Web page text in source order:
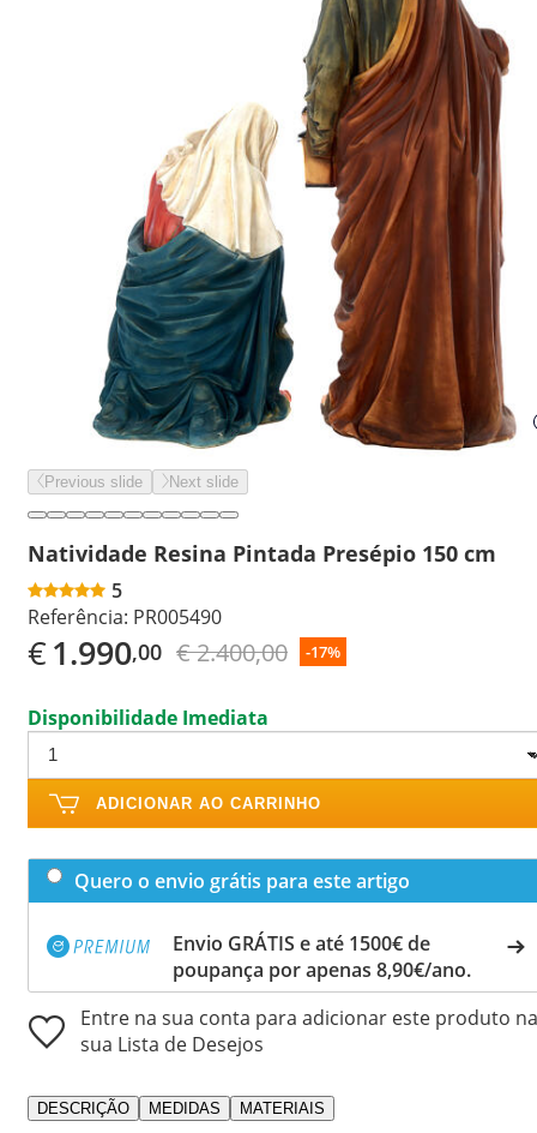
Previous slide Next slide
Natividade Resina Pintada Presépio 150 cm
5
Referência: PR005490
€1.990,00 € 2.400,00 -17%
Disponibilidade Imediata
ADICIONAR AO CARRINHO
Quero o envio grátis para este artigo
Envio GRÁTIS e até 1500€ de
poupança por apenas 8,90€/ano.
Entre na sua conta para adicionar este produto na
sua Lista de Desejos
DESCRIÇÃO MEDIDAS MATERIAIS